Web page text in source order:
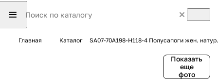
Главная Каталог SA07-70A198-H118-4 Полусапоги жен.
Показать
еще
фото